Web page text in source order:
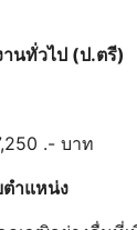
นทั่วไป (ป.ตรี)
.- บาท
าแหน่ง